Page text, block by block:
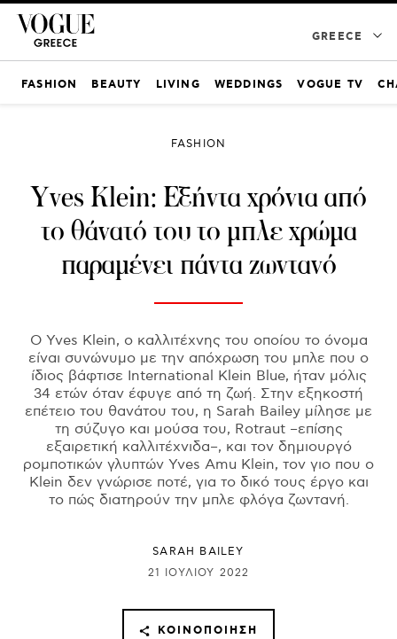
GREECE
FASHION BEAUTY LIVING WEDDINGS VOGUE TV
FASHION
Yves Klein: Εξήντα χρόνια από
το θάνατό του το μπλε χρώμα
παραμένει πάντα ζωντανό
O Yves Klein, ο καλλιτέχνης του οποίου το όνομα
είναι συνώνυμο με την απόχρωση του μπλε που ο
ίδιος βάφτισε International Klein Blue, ήταν μόλις
34 ετών όταν έφυγε από τη ζωή. Στην εξηκοστή
επέτειο του θανάτου του, η Sarah Bailey μίλησε με
τη σύζυγο και μούσα του, Rotraut –επίσης
εξαιρετική καλλιτέχνιδα–, και τον δημιουργό
ρομποτικών γλυπτών Yves Amu Klein, τον γιο που ο
Klein δεν γνώρισε ποτέ, για το δικό τους έργο και
το πώς διατηρούν την μπλε φλόγα ζωντανή.
SARAH BAILEY
21 ΙΟΥΛΊΟΥ 2022
ΚΟΙΝΟΠΟΊΗΣΗ